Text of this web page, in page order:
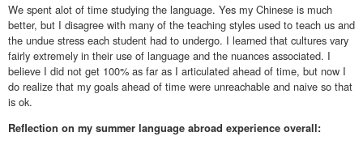
We spent alot of time studying the language. Yes my Chinese is much
better, but I disagree with many of the teaching styles used to teach us and
the undue stress each student had to undergo. I learned that cultures vary
fairly extremely in their use of language and the nuances associated. I
believe I did not get 100% as far as I articulated ahead of time, but now I
do realize that my goals ahead of time were unreachable and naive so that
is ok.
Reflection on my summer language abroad experience overall: